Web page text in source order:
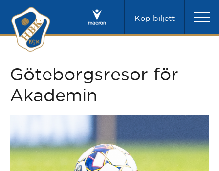
Köp biljett
Göteborgsresor för
Akademin